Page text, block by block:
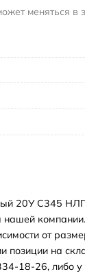
меняться в
20У С345 НЛГ
нашей
от
позиции на
18-26, либо у